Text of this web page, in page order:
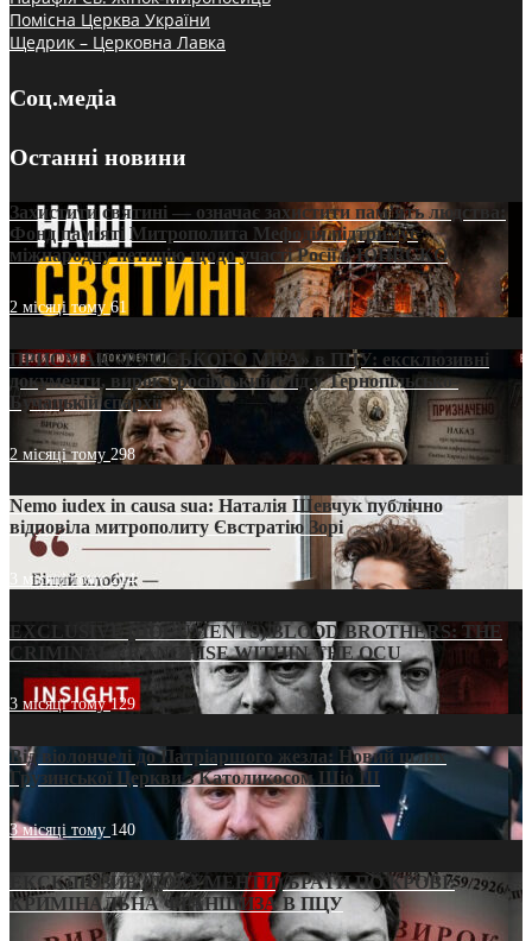
Помісна Церква України
Щедрик – Церковна Лавка
Соц.медіа
Останні новини
Захистити святині — означає захистити пам’ять людства:
Фонд пам’яті Митрополита Мефодія підтримує
міжнародну петицію щодо участі Росії в ЮНЕСКО
2 місяці тому61
ПРИСМАК «РУССЬКОГО МІРА» в ПЦУ: ексклюзивні
документи, вирок і російський слід у Тернопільсько-
Бучацькій єпархії
2 місяці тому 298
Nemo iudex in causa sua: Наталія Шевчук публічно
відповіла митрополиту Євстратію Зорі
3 місяці тому214
EXCLUSIVE (DOCUMENTS)/BLOOD BROTHERS: THE
CRIMINAL FRANCHISE WITHIN THE OCU
3 місяці тому129
Від віолончелі до Патріаршого жезла: Новий шлях
Грузинської Церкви з Католикосом Шіо III
3 місяці тому 140
ЕКСКЛЮЗИВ (ДОКУМЕНТИ)/БРАТИ ПО КРОВІ:
КРИМІНАЛЬНА ФРАНШИЗА В ПЦУ